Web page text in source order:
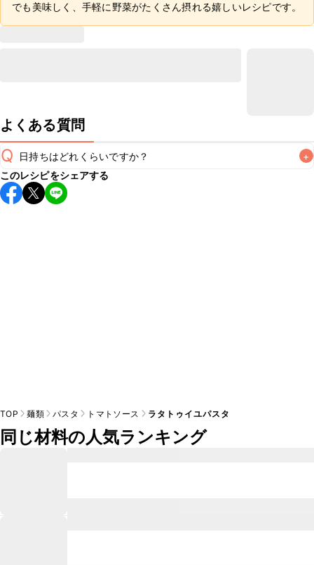
でも美味しく、手軽に野菜がたくさん摂れる嬉しいレシピです。
よくある質問
Q 日持ちはどれくらいですか？ +
こちらのレシピは出来たてをお召し上がりいただくことをお
すすめします。
このレシピをシェアする
TOP 麺類 パスタ トマトソース ラタトゥイユパスタ
同じ材料の人気ランキング